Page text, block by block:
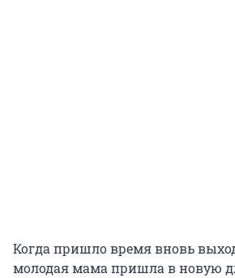
Когда пришло время вновь
молодая мама пришла в новую